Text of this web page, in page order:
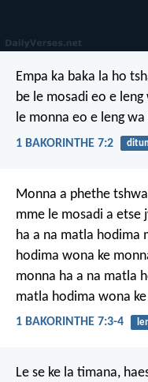
Empa ka baka la ho
be le mosadi eo e
le monna eo e leng wa
1 BAKORINTHE 7:2
Monna a phethe
mme le mosadi a
ha a na matla hodima
hodima wona ke
monna ha a na matla
matla hodima wona
1 BAKORINTHE 7:3-4
Le se ke la timana,